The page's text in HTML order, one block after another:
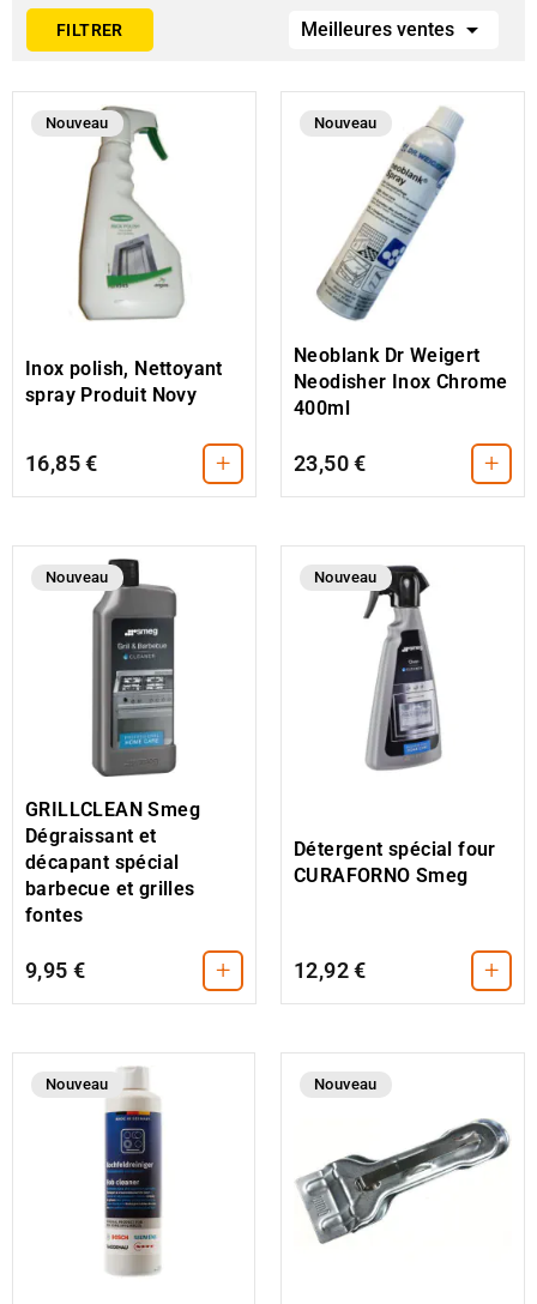
FILTRER Meilleures ventes 
Nouveau
Inox polish, Nettoyant
spray Produit Novy
16,85 € +
Nouveau
Neoblank Dr Weigert
Neodisher Inox Chrome
400ml
23,50 € +
Nouveau
GRILLCLEAN Smeg
Dégraissant et
décapant spécial
barbecue et grilles
fontes
9,95 € +
Nouveau
Détergent spécial four
CURAFORNO Smeg
12,92 € +
Nouveau Nouveau